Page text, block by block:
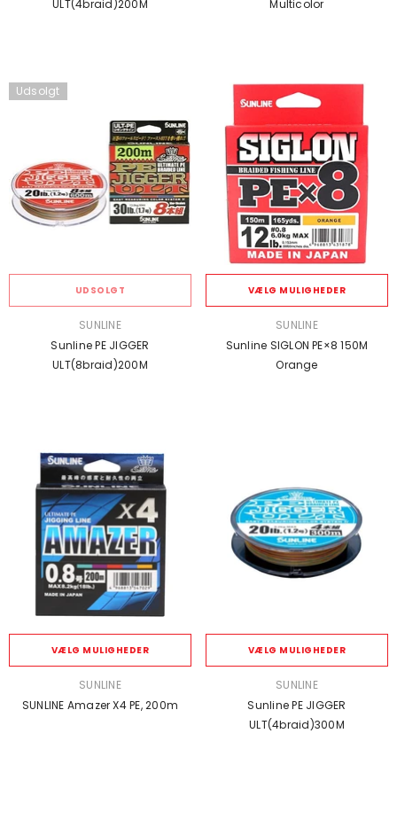
ULT(4braid)200M
Multicolor
Udsolgt
UDSOLGT
SUNLINE
Sunline PE JIGGER
ULT(8braid)200M
VÆLG MULIGHEDER
SUNLINE
Sunline SIGLON PE×8 150M
Orange
VÆLG MULIGHEDER
SUNLINE
SUNLINE Amazer X4 PE, 200m
VÆLG MULIGHEDER
SUNLINE
Sunline PE JIGGER
ULT(4braid)300M